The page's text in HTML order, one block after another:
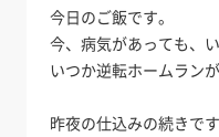
今日のご飯です。
今、病気があっても、
いつか逆転ホームラン
昨夜の仕込みの続きで